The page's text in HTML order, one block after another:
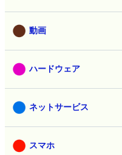
動画
ハードウェア
ネットサービス
スマホ